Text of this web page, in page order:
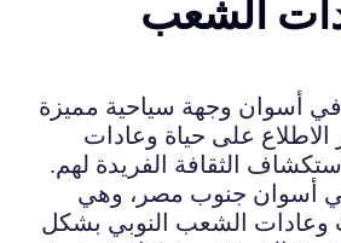
الشعب
في أسوان وجهة سياحية مميزة
على حياة وعادات
الثقافة الفريدة لهم.
في أسوان جنوب مصر، وهي
وعادات الشعب النوبي بشكل